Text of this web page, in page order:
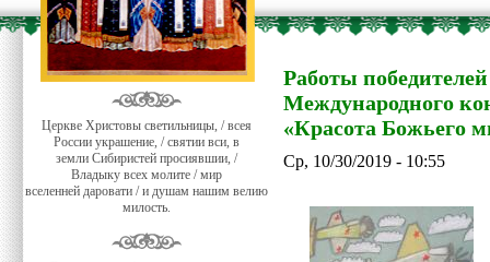
Церкве Христовы светильницы, / всея
России украшение, / святии вси, в
земли Сибиристей просиявшии, /
Владыку всех молите / мир
вселенней даровати / и душам нашим велию
милость.
Работы
Международного
«Красота Божьего
Ср, 10/30/2019 - 10:55